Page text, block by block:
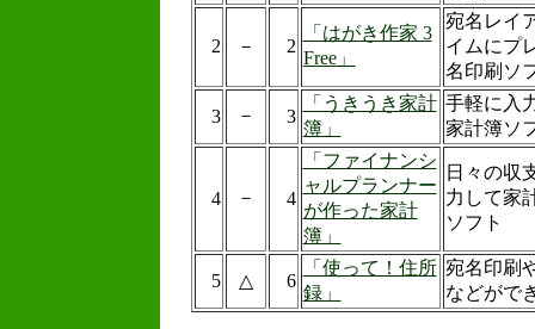
2 － 2
「はがき作家 3
Free」
宛名レイ
イムにプ
名印刷ソ
3 － 3
「うきうき家計
簿」
手軽に入
家計簿ソ
4 － 4
「ファイナンシ
ャルプランナー
が作った家計
簿」
日々の収
力して家
ソフト
5 △ 6
「使って！住所
録」
宛名印刷
などがで